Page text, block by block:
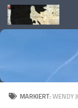
Skip to content
MARKIERT:WENDY